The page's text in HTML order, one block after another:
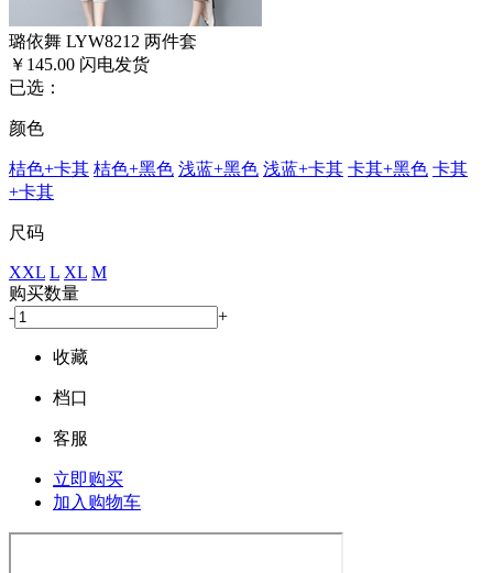
璐依舞 LYW8212 两件套
￥145.00 闪电发货
已选：
颜色
桔色+卡其 桔色+黑色 浅蓝+黑色 浅蓝+卡其 卡其+黑色 卡其
+卡其
尺码
XXL L XL M
购买数量
-
+
收藏
档口
客服
立即购买
加入购物车